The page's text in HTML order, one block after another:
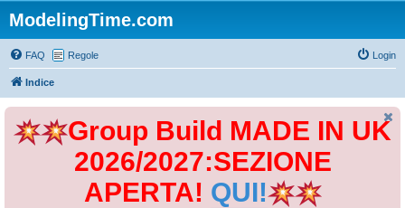
ModelingTime.com
FAQ Regole Login
Indice
Group Build MADE IN UK
2026/2027:SEZIONE
APERTA! QUI!